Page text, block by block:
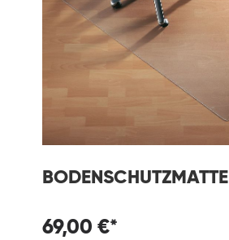
BODENSCHUTZMATTE
69,00 €*